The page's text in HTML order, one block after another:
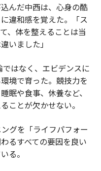
んだ中西は、心身の酷
違和感を覚えた。「ス
、体を整えることは当
いました」
はなく、エビデンスに
境で育った。競技力を
眠や食事、休養など、
ことが欠かせない。
グを「ライフパフォー
るすべての要因を良い
る。